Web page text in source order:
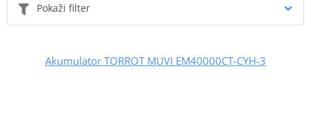
Pokaži filter
Akumulator TORROT MUVI EM40000CT-CYH-3